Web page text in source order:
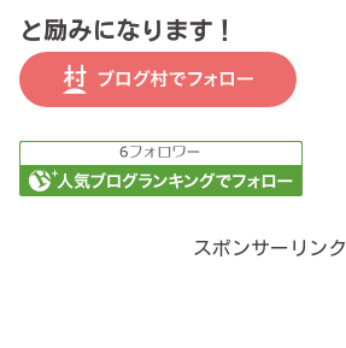
と励みになります！
スポンサーリンク